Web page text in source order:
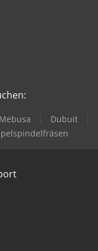
Mebusa
Dubuit